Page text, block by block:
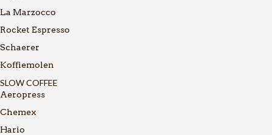
La Marzocco
Rocket Espresso
Schaerer
Koffiemolen
SLOW COFFEE
Aeropress
Chemex
Hario